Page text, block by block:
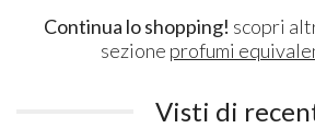
Continua lo shopping! scopri
sezione profumi
Visti di